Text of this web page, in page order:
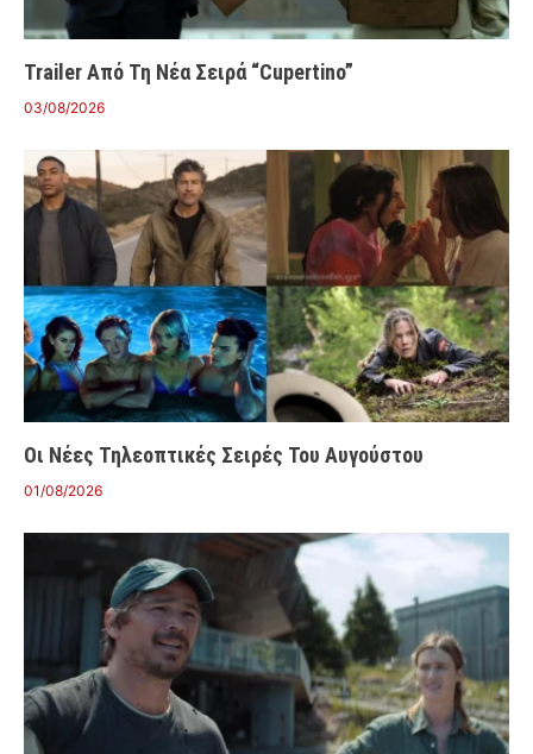
Trailer Από Τη Νέα Σειρά “Cupertino”
03/08/2026
Οι Νέες Τηλεοπτικές Σειρές Του Αυγούστου
01/08/2026